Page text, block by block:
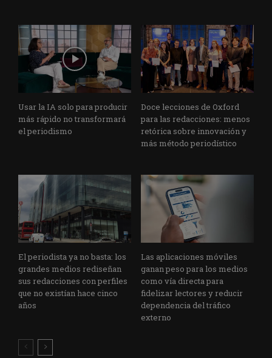
Usar la IA solo para producir
más rápido no transformará
el periodismo
Doce lecciones de Oxford
para las redacciones: menos
retórica sobre innovación y
más método periodístico
El periodista ya no basta: los
grandes medios rediseñan
sus redacciones con perfiles
que no existían hace cinco
años
Las aplicaciones móviles
ganan peso para los medios
como vía directa para
fidelizar lectores y reducir
dependencia del tráfico
externo